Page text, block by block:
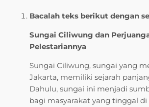
Bacalah teks berikut dengan
Sungai Ciliwung dan
Pelestariannya
Sungai Ciliwung, sungai yang
Jakarta, memiliki sejarah
Dahulu, sungai ini menjadi
bagi masyarakat yang tinggal di